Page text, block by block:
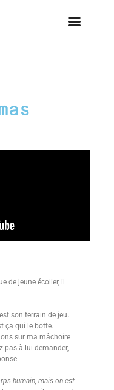
de jeune écolier, il
son terrain de jeu.
ça qui le botte.
sur ma mâchoire
pas à lui demander,
humain, mais on est